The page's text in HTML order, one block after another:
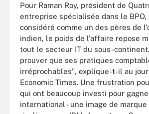
Pour Raman Roy, président de
entreprise spécialisée dans le BPO,
considéré comme un des pères de
indien, le poids de l'affaire repose
tout le secteur IT du sous-
prouver que ses pratiques
irréprochables", explique-t-il au
Economic Times. Une frustration
qui ont beaucoup investi pour
international - une image de